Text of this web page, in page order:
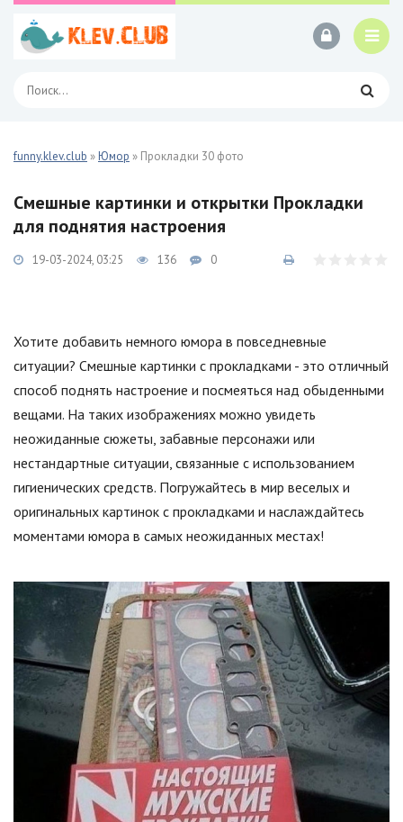
funny.klev.club »Юмор » Прокладки 30 фото
Смешные картинки и открытки Прокладки
для поднятия настроения
19-03-2024, 03:25 136 0
Хотите добавить немного юмора в повседневные
ситуации? Смешные картинки с прокладками - это отличный
способ поднять настроение и посмеяться над обыденными
вещами. На таких изображениях можно увидеть
неожиданные сюжеты, забавные персонажи или
нестандартные ситуации, связанные с использованием
гигиенических средств. Погружайтесь в мир веселых и
оригинальных картинок с прокладками и наслаждайтесь
моментами юмора в самых неожиданных местах!